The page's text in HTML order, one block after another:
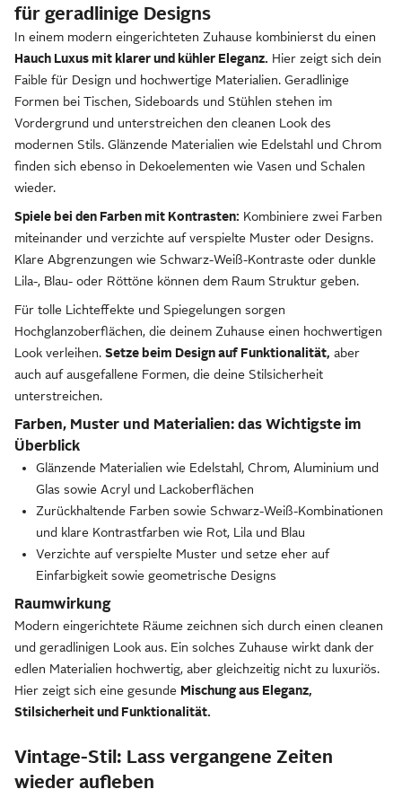
für geradlinige Designs
In einem modern eingerichteten Zuhause kombinierst du einen
Hauch Luxus mit klarer und kühler Eleganz. Hier zeigt sich dein
Faible für Design und hochwertige Materialien. Geradlinige
Formen bei Tischen, Sideboards und Stühlen stehen im
Vordergrund und unterstreichen den cleanen Look des
modernen Stils. Glänzende Materialien wie Edelstahl und Chrom
finden sich ebenso in Dekoelementen wie Vasen und Schalen
wieder.
Spiele bei den Farben mit Kontrasten: Kombiniere zwei Farben
miteinander und verzichte auf verspielte Muster oder Designs.
Klare Abgrenzungen wie Schwarz-Weiß-Kontraste oder dunkle
Lila-, Blau- oder Röttöne können dem Raum Struktur geben.
Für tolle Lichteffekte und Spiegelungen sorgen
Hochglanzoberflächen, die deinem Zuhause einen hochwertigen
Look verleihen. Setze beim Design auf Funktionalität, aber
auch auf ausgefallene Formen, die deine Stilsicherheit
unterstreichen.
Farben, Muster und Materialien: das Wichtigste im
Überblick
Glänzende Materialien wie Edelstahl, Chrom, Aluminium und
Glas sowie Acryl und Lackoberflächen
Zurückhaltende Farben sowie Schwarz-Weiß-Kombinationen
und klare Kontrastfarben wie Rot, Lila und Blau
Verzichte auf verspielte Muster und setze eher auf
Einfarbigkeit sowie geometrische Designs
Raumwirkung
Modern eingerichtete Räume zeichnen sich durch einen cleanen
und geradlinigen Look aus. Ein solches Zuhause wirkt dank der
edlen Materialien hochwertig, aber gleichzeitig nicht zu luxuriös.
Hier zeigt sich eine gesunde Mischung aus Eleganz,
Stilsicherheit und Funktionalität.
Vintage-Stil: Lass vergangene Zeiten
wieder aufleben